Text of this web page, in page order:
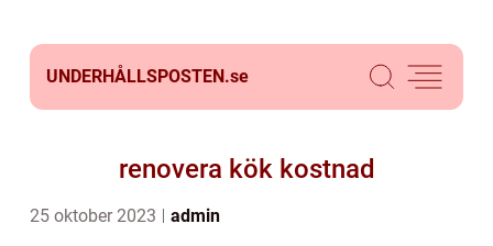
UNDERHÅLLSPOSTEN.se
renovera kök kostnad
25 oktober 2023 admin